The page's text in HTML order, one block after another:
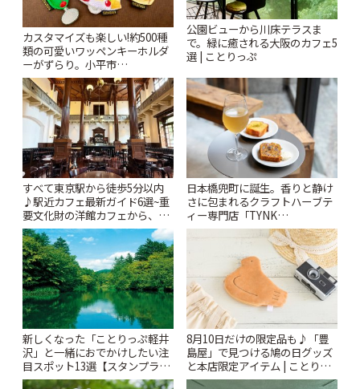
カスタマイズも楽しい!約500種
類の可愛いワッペンキーホルダ
ーがずらり。小平市
「Kimamaya T&K」 | ことりっ
ぷ
公園ビューから川床テラスま
で。緑に癒される大阪のカフェ5
選 | ことりっぷ
すべて東京駅から徒歩5分以内
♪駅近カフェ最新ガイド6選~重
要文化財の洋館カフェから、改
札すぐのレトロ喫茶まで~ | こと
りっぷ
日本橋兜町に誕生。香りと静け
さに包まれるクラフトハーブテ
ィー専門店「TYNK
Kabutocho」 | ことりっぷ
新しくなった「ことりっぷ軽井
沢」と一緒におでかけしたい注
目スポット13選【スタンプラリ
ー開催中】 | ことりっぷ
8月10日だけの限定品も♪「豊
島屋」で見つける鳩の日グッズ
と本店限定アイテム | ことりっ
ぷ